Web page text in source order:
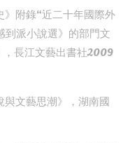
》附錄“近二十年國際外
到派小說選》的部門文
，長江文藝出書社2009
文藝思潮》，湖南國